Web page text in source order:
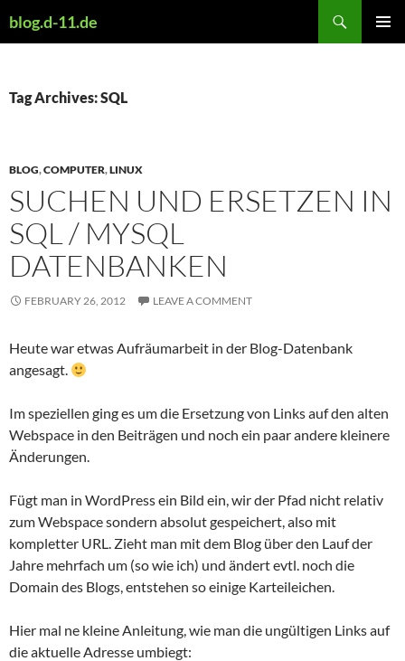
toblog.d-11.de
Tag Archives: SQL
BLOG,COMPUTER,LINUX
SUCHEN UND ERSETZEN IN
SQL / MYSQL
DATENBANKEN
FEBRUARY 26, 2012 LEAVE A COMMENT
Heute war etwas Aufräumarbeit in der Blog-Datenbank
angesagt.
Im speziellen ging es um die Ersetzung von Links auf den alten
Webspace in den Beiträgen und noch ein paar andere kleinere
Änderungen.
Fügt man in WordPress ein Bild ein, wir der Pfad nicht relativ
zum Webspace sondern absolut gespeichert, also mit
kompletter URL. Zieht man mit dem Blog über den Lauf der
Jahre mehrfach um (so wie ich) und ändert evtl. noch die
Domain des Blogs, entstehen so einige Karteileichen.
Hier mal ne kleine Anleitung, wie man die ungültigen Links auf
die aktuelle Adresse umbiegt: